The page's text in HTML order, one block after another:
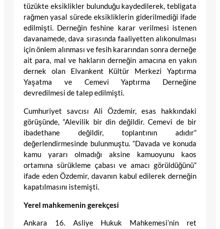
tüzükte eksiklikler bulunduğu kaydedilerek, tebligata
rağmen yasal sürede eksikliklerin giderilmediği ifade
edilmişti. Derneğin feshine karar verilmesi istenen
davanamede, dava sırasında faaliyetten alıkonulması
için önlem alınması ve fesih kararından sonra derneğe
ait para, mal ve hakların derneğin amacına en yakın
dernek olan Elvankent Kültür Merkezi Yaptırma
Yaşatma ve Cemevi Yaptırma Derneğine
devredilmesi de talep edilmişti.
Cumhuriyet savcısı Ali Özdemir, esas hakkındaki
görüşünde, “Alevilik bir din değildir. Cemevi de bir
ibadethane değildir, toplantının adıdır”
değerlendirmesinde bulunmuştu. “Davada ve konuda
kamu yararı olmadığı aksine kamuoyunu kaos
ortamına sürükleme çabası ve amacı görüldüğünü”
ifade eden Özdemir, davanın kabul edilerek derneğin
kapatılmasını istemişti.
Yerel mahkemenin gerekçesi
Ankara 16. Asliye Hukuk Mahkemesi’nin ret